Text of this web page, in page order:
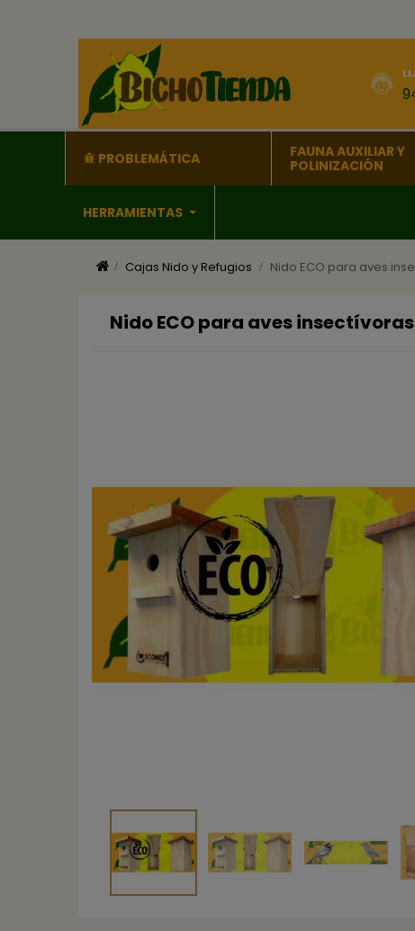
PROBLEMÁTICA
FAUNA AUXILIAR Y
POLINIZACIÓN
HERRAMIENTAS
Cajas Nido y Refugios Nido ECO para aves
Nido ECO para aves